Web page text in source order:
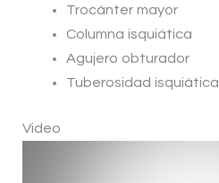
Trocánter mayor
Columna isquiática
Agujero obturador
Tuberosidad isquiática
Video